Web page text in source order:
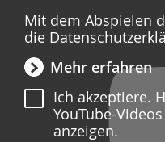
Mit dem Abspielen
die
Mehr erfahren
Ich akzeptiere.
YouTube-
anzeigen.